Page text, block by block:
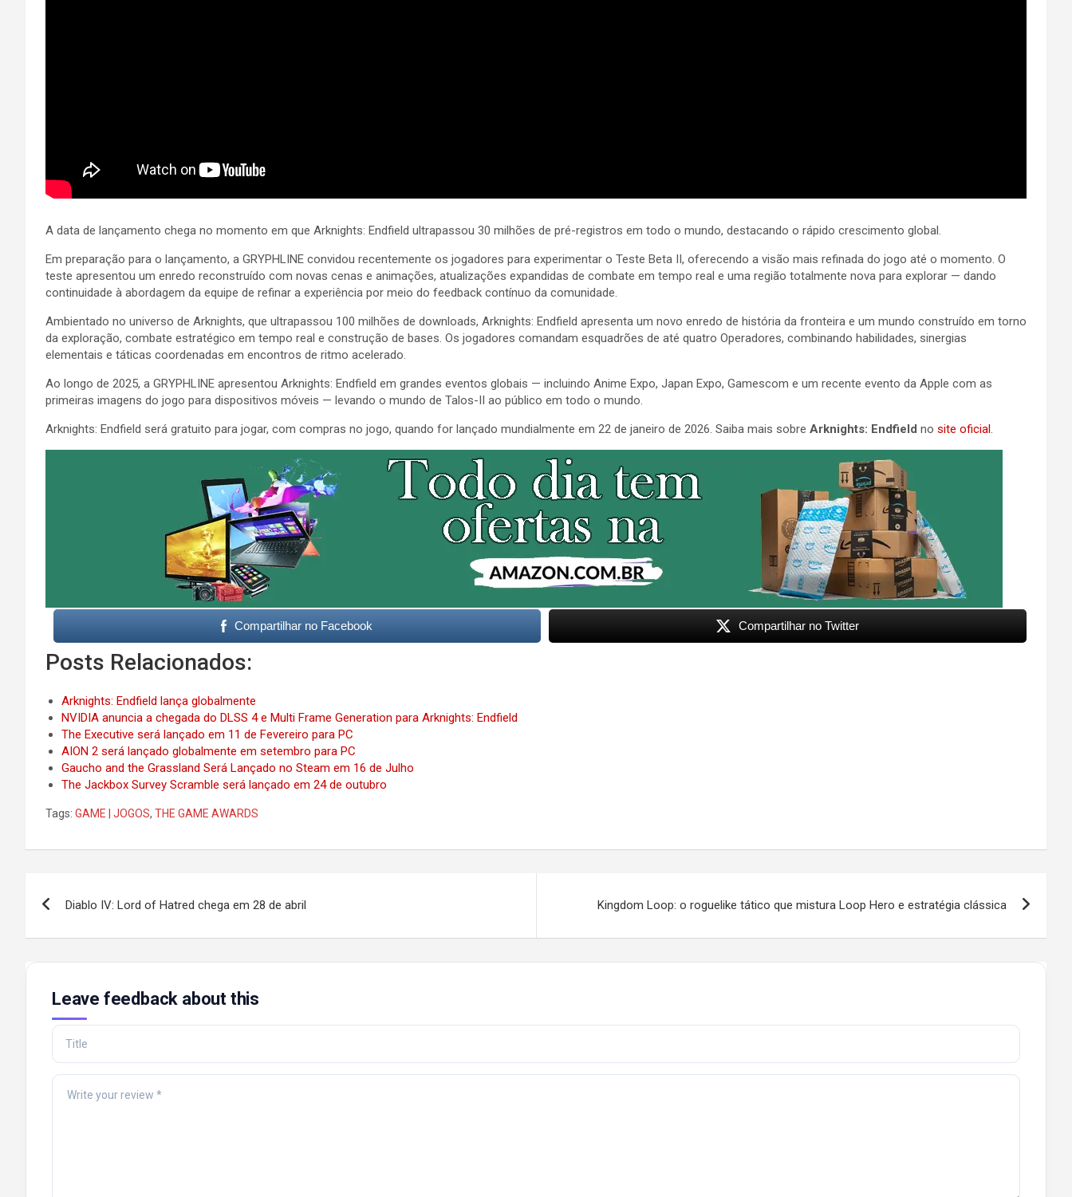
A data de lançamento chega no momento em que Arknights: Endfield ultrapassou 30 milhões de pré-registros em todo o mundo, destacando o rápido crescimento global.
Em preparação para o lançamento, a GRYPHLINE convidou recentemente os jogadores para experimentar o Teste Beta II, oferecendo a visão mais refinada do jogo até o momento. O
teste apresentou um enredo reconstruído com novas cenas e animações, atualizações expandidas de combate em tempo real e uma região totalmente nova para explorar — dando
continuidade à abordagem da equipe de refinar a experiência por meio do feedback contínuo da comunidade.
Ambientado no universo de Arknights, que ultrapassou 100 milhões de downloads, Arknights: Endfield apresenta um novo enredo de história da fronteira e um mundo construído em torno
da exploração, combate estratégico em tempo real e construção de bases. Os jogadores comandam esquadrões de até quatro Operadores, combinando habilidades, sinergias
elementais e táticas coordenadas em encontros de ritmo acelerado.
Ao longo de 2025, a GRYPHLINE apresentou Arknights: Endfield em grandes eventos globais — incluindo Anime Expo, Japan Expo, Gamescom e um recente evento da Apple com as
primeiras imagens do jogo para dispositivos móveis — levando o mundo de Talos-II ao público em todo o mundo.
Arknights: Endfield será gratuito para jogar, com compras no jogo, quando for lançado mundialmente em 22 de janeiro de 2026. Saiba mais sobre Arknights: Endfield no site oficial
Compartilhar no Facebook Compartilhar no Twitter
Posts Relacionados:
Arknights: Endfield lança globalmente
NVIDIA anuncia a chegada do DLSS 4 e Multi Frame Generation para Arknights: Endfield
The Executive será lançado em 11 de Fevereiro para PC
AION 2 será lançado globalmente em setembro para PC
Gaucho and the Grassland Será Lançado no Steam em 16 de Julho
The Jackbox Survey Scramble será lançado em 24 de outubro
Tags: GAME | JOGOS, THE GAME AWARDS
Diablo IV: Lord of Hatred chega em 28 de abril Kingdom Loop: o roguelike tático que mistura Loop Hero e estratégia clássica
Leave feedback about this